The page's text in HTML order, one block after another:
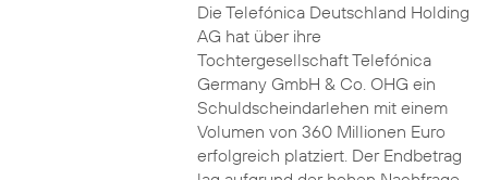
Die Telefónica Deutschland Holding
AG hat über ihre
Tochtergesellschaft Telefónica
Germany GmbH & Co. OHG ein
Schuldscheindarlehen mit einem
Volumen von 360 Millionen Euro
erfolgreich platziert. Der Endbetrag